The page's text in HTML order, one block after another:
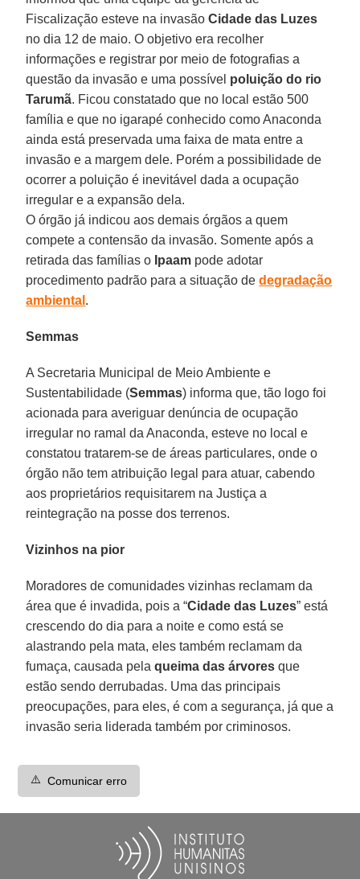
Fiscalização esteve na invasãoCidade das Luzes
no dia 12 de maio. O objetivo era recolher
informações e registrar por meio de fotografias a
questão da invasão e uma possível poluição do rio
Tarumã. Ficou constatado que no local estão 500
família e que no igarapé conhecido como Anaconda
ainda está preservada uma faixa de mata entre a
invasão e a margem dele. Porém a possibilidade de
ocorrer a poluição é inevitável dada a ocupação
irregular e a expansão dela.
O órgão já indicou aos demais órgãos a quem
compete a contensão da invasão. Somente após a
retirada das famílias o Ipaam pode adotar
procedimento padrão para a situação dedegradação
ambiental .
Semmas
A Secretaria Municipal de Meio Ambiente e
Sustentabilidade (Semmas) informa que, tão logo foi
acionada para averiguar denúncia de ocupação
irregular no ramal da Anaconda, esteve no local e
constatou tratarem-se de áreas particulares, onde o
órgão não tem atribuição legal para atuar, cabendo
aos proprietários requisitarem na Justiça a
reintegração na posse dos terrenos.
Vizinhos na pior
Moradores de comunidades vizinhas reclamam da
área que é invadida, pois a “Cidade das Luzes” está
crescendo do dia para a noite e como está se
alastrando pela mata, eles também reclamam da
fumaça, causada pelaqueima das árvores que
estão sendo derrubadas. Uma das principais
preocupações, para eles, é com a segurança, já que a
invasão seria liderada também por criminosos.
⚠️ Comunicar erro